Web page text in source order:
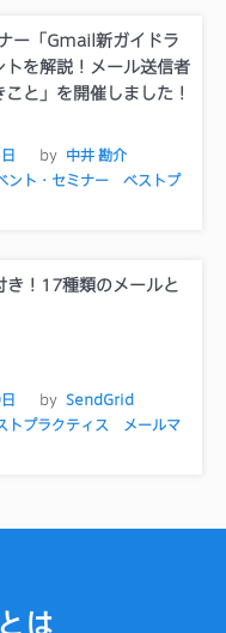
ー「Gmail新ガイドラ
トを解説！メール送信者
と」を開催しました！
by 中井 勘介
ント・セミナー
ベストプ
き！17種類のメールと
by SendGrid
トプラクティス
メールマ
は